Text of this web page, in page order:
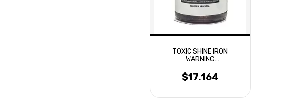
TOXIC SHINE IRON
WARNING
FERRICO 600ML
$17.164